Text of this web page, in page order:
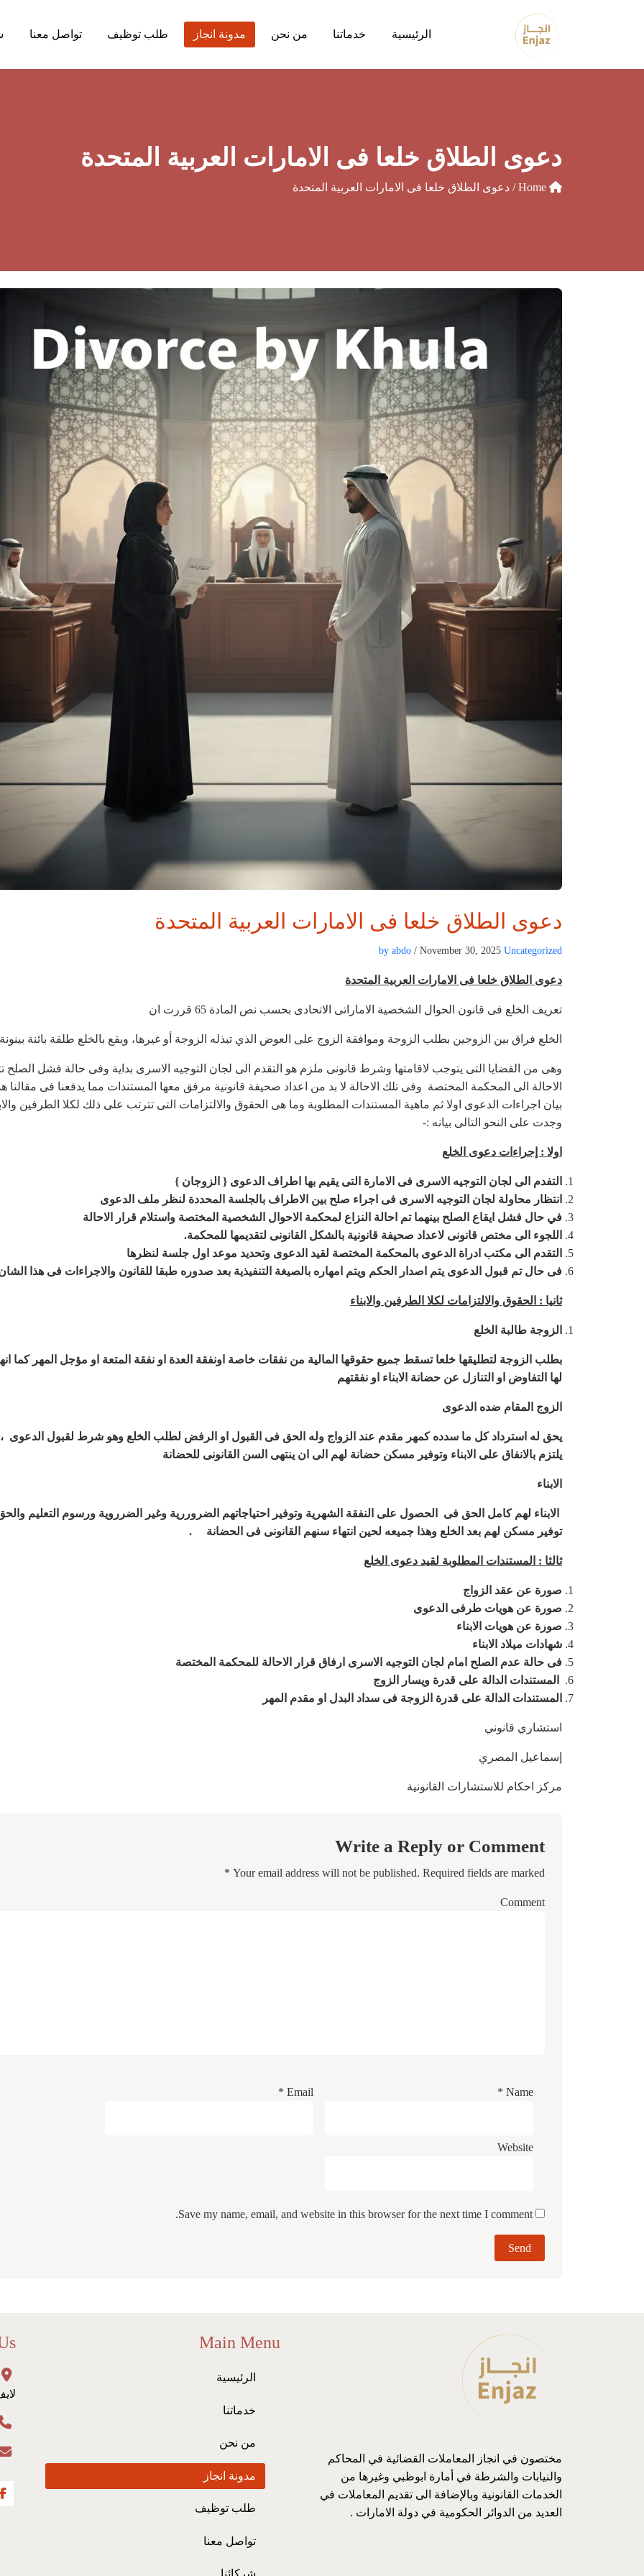
الرئيسية خدماتنا من نحن مدونة انجاز طلب توظيف تواصل معنا
دعوى الطلاق خلعا فى الامارات العربية المتحدة
/ دعوى الطلاق خلعا فى الامارات العربية المتحدة
دعوى الطلاق خلعا فى الامارات العربية المتحدة
by abdo / November 30, 2025 Uncategorized
دعوى الطلاق خلعا فى الامارات العربية المتحدة
تعريف الخلع فى قانون الحوال الشخصية الاماراتى الاتحادى بحسب نص المادة 65 قررت ان
الخلع فراق بين الزوجين بطلب الزوجة وموافقة الزوج على العوض الذي تبذله الزوجة أو غيرها، ويقع بالخلع طلقة بائنة
وهى من القضايا التى يتوجب لاقامتها وشرط قانونى ملزم هو التقدم الى لجان التوجيه الاسرى بداية وفى حالة فشل الصلح
الاحالة الى المحكمة المختصة وفى تلك الاحالة لا بد من اعداد صحيفة قانونية مرفق معها المستندات مما يدفعنا فى مقالنا
بيان اجراءات الدعوى اولا ثم ماهية المستندات المطلوبة وما هى الحقوق والالتزامات التى تترتب على ذلك لكلا الطرفين
وجدت على النحو التالى بيانه :-
اولا : إجراءات دعوى الخلع
التفدم الى لجان التوجيه الاسرى فى الامارة التى يقيم بها اطراف الدعوى { الزوجان }
انتظار محاولة لجان التوجيه الاسرى فى اجراء صلح بين الاطراف بالجلسة المحددة لنظر ملف الدعوى
في حال فشل ايقاع الصلح بينهما تم احالة النزاع لمحكمة الاحوال الشخصية المختصة واستلام قرار الاحالة
اللجوء الى مختص قانونى لاعداد صحيفة قانونية بالشكل القانونى لتقديمها للمحكمة.
التقدم الى مكتب ادراة الدعوى بالمحكمة المختصة لقيد الدعوى وتحديد موعد اول جلسة لنظرها
فى حال تم قبول الدعوى يتم اصدار الحكم ويتم امهاره بالصيغة التنفيذية بعد صدوره طبقا للقانون والاجراءات فى هذا
ثانيا : الحقوق والالتزامات لكلا الطرفين والابناء
الزوجة طالبة الخلع
بطلب الزوجة لتطليقها خلعا تسقط جميع حقوقها المالية من نفقات خاصة اونفقة العدة او نفقة المتعة او مؤجل المهر كما
لها التفاوض او التنازل عن حضانة الابناء او نفقتهم
الزوج المقام ضده الدعوى
يحق له استرداد كل ما سدده كمهر مقدم عند الزواج وله الحق فى القبول او الرفض لطلب الخلع وهو شرط لقبول الدعوى ،
يلتزم بالانفاق على الابناء وتوفير مسكن حضانة لهم الى ان ينتهى السن القانونى للحضانة
الابناء
الابناء لهم كامل الحق فى الحصول على النفقة الشهرية وتوفير احتياجاتهم الضروررية وغير الضرروية ورسوم التعليم
توفير مسكن لهم بعد الخلع وهذا جميعه لحين انتهاء سنهم القانونى فى الحضانة
.
ثالثا : المستندات المطلوبة لقيد دعوى الخلع
صورة عن عقد الزواج
صورة عن هويات طرفى الدعوى
صورة عن هويات الابناء
شهادات ميلاد الابناء
فى حالة عدم الصلح امام لجان التوجيه الاسرى ارفاق قرار الاحالة للمحكمة المختصة
المستندات الدالة على قدرة ويسار الزوج
المستندات الدالة على قدرة الزوجة فى سداد البدل او مقدم المهر
استشاري قانوني
إسماعيل المصري
مركز احكام للاستشارات القانونية
Write a Reply or Comment
Your email address will not be published. Required fields are marked
*
Comment
Name
*
Email
*
Website
Save my name, email, and website in this browser for the next time I comment.
مختصون في انجاز المعاملات القضائية في المحاكم
والنيابات والشرطة في أمارة ابوظبي وغيرها من
الخدمات القانونية وبالإضافة الى تقديم المعاملات في
العديد من الدوائر الحكومية في دولة الامارات .
Main Menu
الرئيسية
خدماتنا
من نحن
مدونة انجاز
طلب توظيف
تواصل معنا